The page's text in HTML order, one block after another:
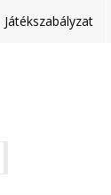
Játékszabályzat